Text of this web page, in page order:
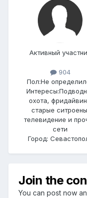
Активный
904
Пол:Не
Интересы:
охота,
старые
телевидение и
сети
Город:
Join the
You can post now